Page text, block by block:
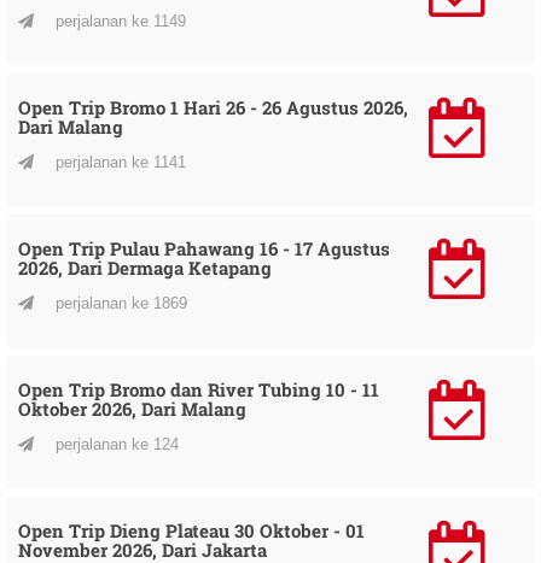
perjalanan ke 1149
Open Trip Bromo 1 Hari 26 - 26 Agustus 2026,
Dari Malang
perjalanan ke 1141
Open Trip Pulau Pahawang 16 - 17 Agustus
2026, Dari Dermaga Ketapang
perjalanan ke 1869
Open Trip Bromo dan River Tubing 10 - 11
Oktober 2026, Dari Malang
perjalanan ke 124
Open Trip Dieng Plateau 30 Oktober - 01
November 2026, Dari Jakarta